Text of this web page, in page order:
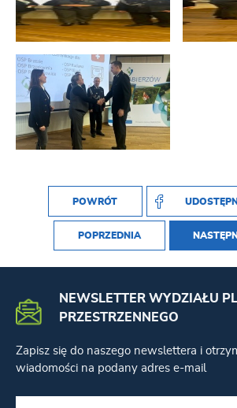
POWRÓT
POPRZEDNIA
NEWSLETTER WYDZIAŁU
PRZESTRZENNEGO
Zapisz się do naszego newslettera i
wiadomości na podany adres e-mail